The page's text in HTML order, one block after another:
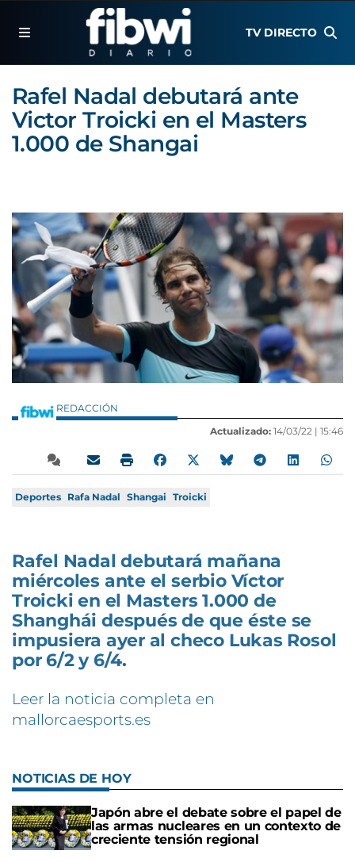
TV DIRECTO
Rafel Nadal debutará ante
Victor Troicki en el Masters
1.000 de Shangai
REDACCIÓN
Actualizado: 14/03/22 | 15:46
Deportes Rafa Nadal Shangai Troicki
Rafel Nadal debutará mañana
miércoles ante el serbio Víctor
Troicki en el Masters 1.000 de
Shanghái después de que éste se
impusiera ayer al checo Lukas Rosol
por 6/2 y 6/4.
Leer la noticia completa en
mallorcaesports.es
NOTICIAS DE HOY
Japón abre el debate sobre el papel de
las armas nucleares en un contexto de
creciente tensión regional